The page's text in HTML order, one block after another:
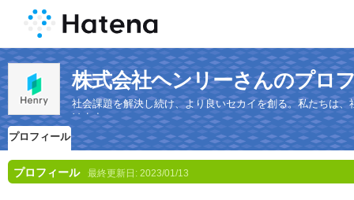
株式会社ヘンリーさんのプロ
社会課題を解決し続け、より良いセカイを創る。私たちは
けます。
プロフィール
プロフィール 最終更新日: 2023/01/13